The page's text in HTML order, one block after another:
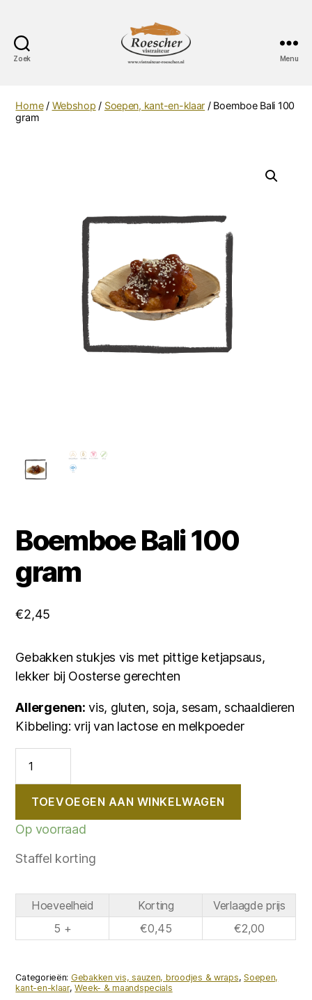
Zoek Menu
Home/ Webshop / Soepen, kant-en-klaar / Boemboe Bali 100
gram
Boemboe Bali 100
gram
€2,45
Gebakken stukjes vis met pittige ketjapsaus,
lekker bij Oosterse gerechten
Allergenen: vis, gluten, soja, sesam, schaaldieren
Kibbeling: vrij van lactose en melkpoeder
Bali
100
gram
aantal
TOEVOEGEN AAN WINKELWAGEN
Op voorraad
Staffel korting
Hoeveelheid Korting
Verlaagde prijs
5 +
€0,45 €2,00
Categorieën: Gebakken vis, sauzen, broodjes & wraps,Soepen,
kant-en-klaar,Week- & maand­specials